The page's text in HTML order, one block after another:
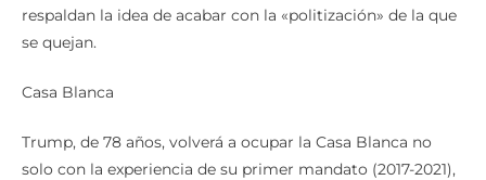
respaldan la idea de acabar con la «politización» de la que
se quejan.
Casa Blanca
Trump, de 78 años, volverá a ocupar la Casa Blanca no
solo con la experiencia de su primer mandato (2017-2021),